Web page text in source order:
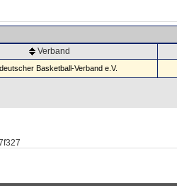
Verband
Basketball-Verband e.V.